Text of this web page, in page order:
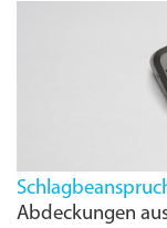
Abdeckungen